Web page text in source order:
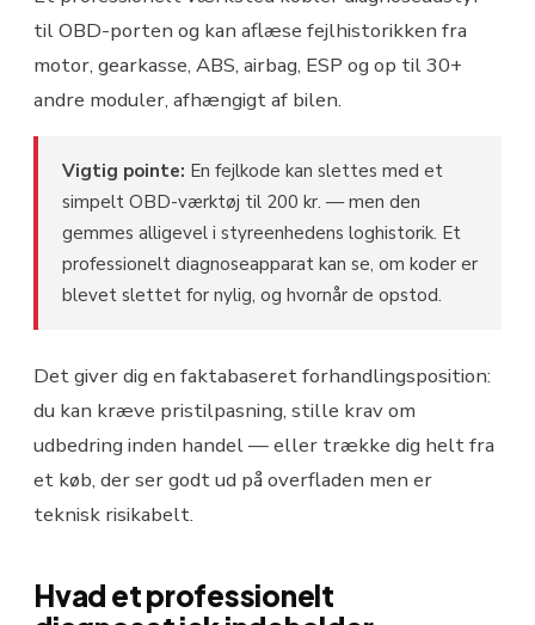
til OBD-porten og kan aflæse fejlhistorikken fra
motor, gearkasse, ABS, airbag, ESP og op til 30+
andre moduler, afhængigt af bilen.
Vigtig pointe: En fejlkode kan slettes med et
simpelt OBD-værktøj til 200 kr. — men den
gemmes alligevel i styreenhedens loghistorik. Et
professionelt diagnoseapparat kan se, om koder er
blevet slettet for nylig, og hvornår de opstod.
Det giver dig en faktabaseret forhandlingsposition:
du kan kræve pristilpasning, stille krav om
udbedring inden handel — eller trække dig helt fra
et køb, der ser godt ud på overfladen men er
teknisk risikabelt.
Hvad et professionelt